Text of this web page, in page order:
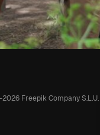
2026 Freepik Company S.L.U.